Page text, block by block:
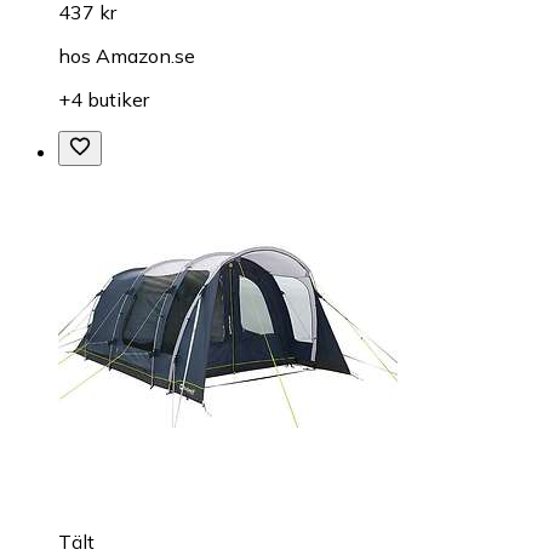
437 kr
hos Amazon.se
+4 butiker
Tält